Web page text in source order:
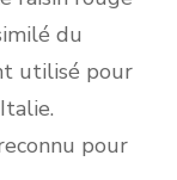
du
utilisé pour
pour